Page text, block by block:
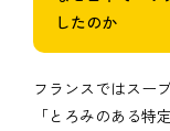
したのか
フランスではスー
「とろみのある特